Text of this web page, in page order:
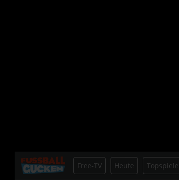
Free-TV Heute Topspiele